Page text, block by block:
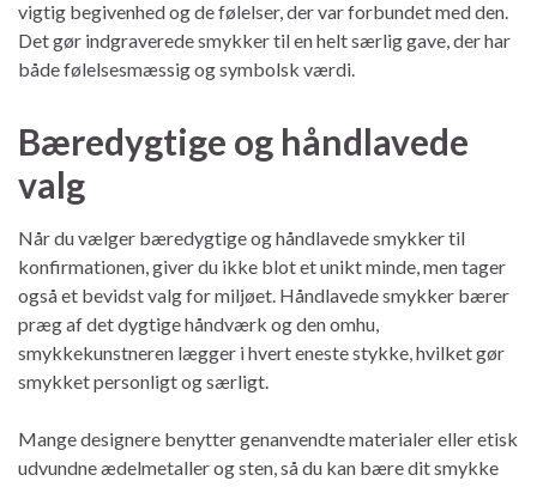
vigtig begivenhed og de følelser, der var forbundet med den.
Det gør indgraverede smykker til en helt særlig gave, der har
både følelsesmæssig og symbolsk værdi.
Bæredygtige og håndlavede
valg
Når du vælger bæredygtige og håndlavede smykker til
konfirmationen, giver du ikke blot et unikt minde, men tager
også et bevidst valg for miljøet. Håndlavede smykker bærer
præg af det dygtige håndværk og den omhu,
smykkekunstneren lægger i hvert eneste stykke, hvilket gør
smykket personligt og særligt.
Mange designere benytter genanvendte materialer eller etisk
udvundne ædelmetaller og sten, så du kan bære dit smykke